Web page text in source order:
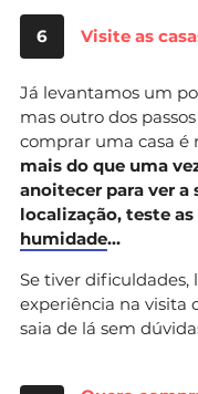
6 Visite as
Já levantamos um
mas outro dos
comprar uma casa é
mais do que uma
anoitecer para ver a
localização, teste
humidade…
Se tiver
experiência na visita
saia de lá sem